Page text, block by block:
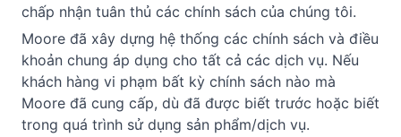
chấp nhận tuân thủ các chính sách của chúng tôi.
Moore đã xây dựng hệ thống các chính sách và điều
khoản chung áp dụng cho tất cả các dịch vụ. Nếu
khách hàng vi phạm bất kỳ chính sách nào mà
Moore đã cung cấp, dù đã được biết trước hoặc biết
trong quá trình sử dụng sản phẩm/dịch vụ.